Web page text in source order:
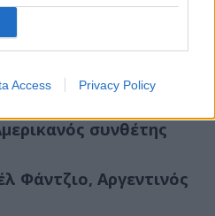
Access Privacy Policy
Ες, Αυστριακός φυσικός
Ολλανδός
συνθέτης
Φάντζιο, Αργεντινός